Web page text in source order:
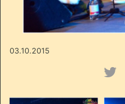
03.10.2015